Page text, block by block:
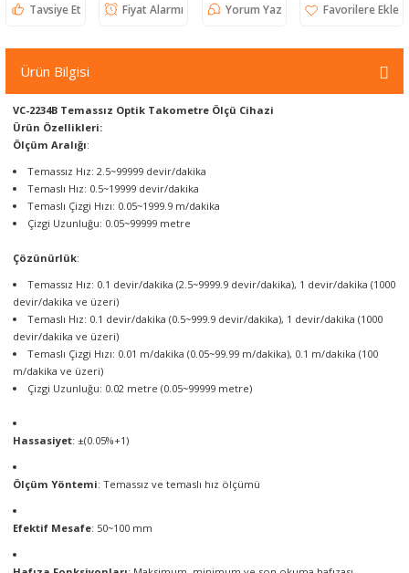
Cihazları
Tavsiye Et Fiyat Alarmı Yorum Yaz
Ürün Bilgisi
VC-2234B Temassız Optik Takometre Ölçü Cihazi
Ürün Özellikleri:
Ölçüm Aralığı:
Temassız Hız: 2.5~99999 devir/dakika
Temaslı Hız: 0.5~19999 devir/dakika
Temaslı Çizgi Hızı: 0.05~1999.9 m/dakika
Çizgi Uzunluğu: 0.05~99999 metre
Çözünürlük:
Temassız Hız: 0.1 devir/dakika (2.5~9999.9 devir/dakika), 1 devir/dakika (1000
devir/dakika ve üzeri)
Temaslı Hız: 0.1 devir/dakika (0.5~999.9 devir/dakika), 1 devir/dakika (1000
devir/dakika ve üzeri)
Temaslı Çizgi Hızı: 0.01 m/dakika (0.05~99.99 m/dakika), 0.1 m/dakika (100
m/dakika ve üzeri)
Çizgi Uzunluğu: 0.02 metre (0.05~99999 metre)
Hassasiyet: ±(0.05%+1)
Ölçüm Yöntemi: Temassız ve temaslı hız ölçümü
Efektif Mesafe: 50~100 mm